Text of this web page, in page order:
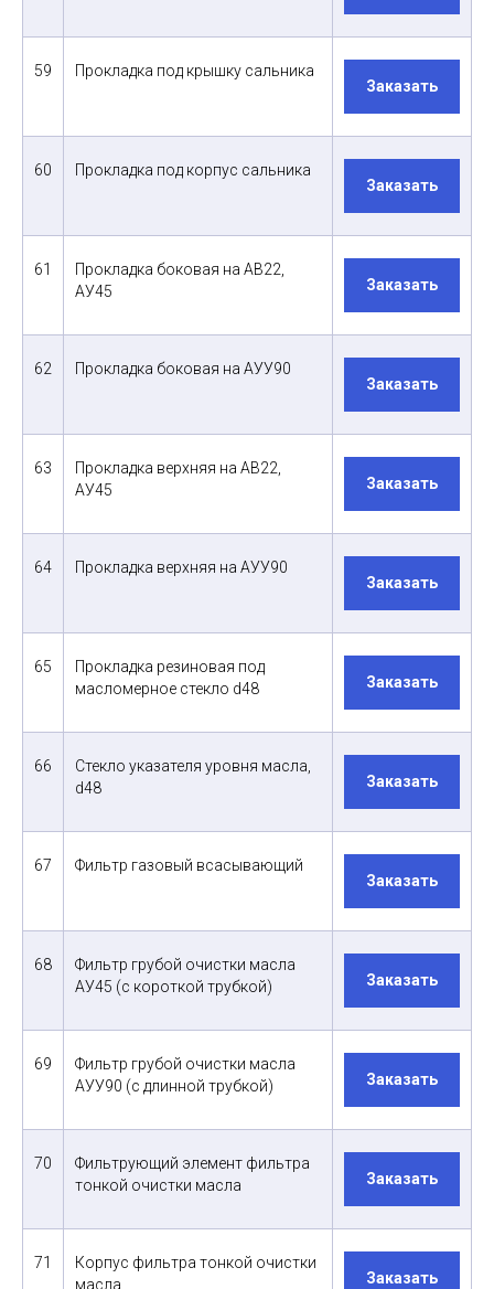
59
Прокладка под крышку сальника
Заказать
60
Прокладка под корпус сальника
Заказать
61
Прокладка боковая на АВ22,
АУ45
Заказать
62
Прокладка боковая на АУУ90
Заказать
63
Прокладка верхняя на АВ22,
АУ45
Заказать
64
Прокладка верхняя на АУУ90
Заказать
65
Прокладка резиновая под
масломерное стекло d48
Заказать
66
Стекло указателя уровня масла,
d48
Заказать
67
Фильтр газовый всасывающий
Заказать
68
Фильтр грубой очистки масла
АУ45 (с короткой трубкой)
Заказать
69
Фильтр грубой очистки масла
АУУ90 (с длинной трубкой)
Заказать
70
Фильтрующий элемент фильтра
тонкой очистки масла
Заказать
71
Корпус фильтра тонкой очистки
масла
Заказать